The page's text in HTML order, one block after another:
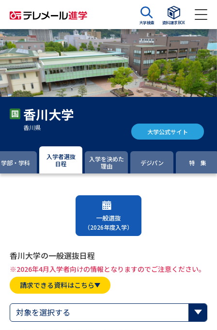
大学検索 資料請求BOX
資料請求 資料検索
大学・短大の資料種類から請求
大学パンフ
集要項＆願書
大学入学共通テスト利用選抜の
過去問題集
大学・短大以外の資料から請求
大学院の資料請求
大学入学共通テスト「受験上の
配慮案内」の請求
高等学校卒業程度認定試験
高等学校（情報）教員資格認定
香川大学
香川県 大学公式サイト
学部・学科
入学者選抜
日程
入学を決めた
理由
デジパン 特 集
一般選抜
（2026年度入学）
香川大学の一般選抜日程
※2026年4月入学者向けの情報となりますのでご注意ください。
請求できる資料はこちら
対象を選択する